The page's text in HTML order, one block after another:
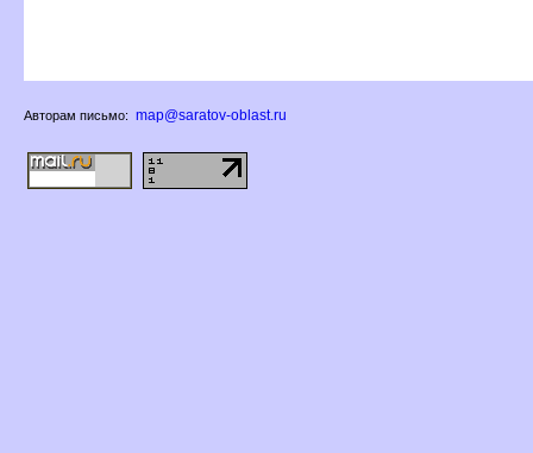
Авторам письмо: map@saratov-oblast.ru